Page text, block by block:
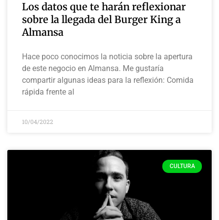
Los datos que te harán reflexionar
sobre la llegada del Burger King a
Almansa
Hace poco conocimos la noticia sobre la apertura
de este negocio en Almansa. Me gustaría
compartir algunas ideas para la reflexión: Comida
rápida frente al
10/04/2022
CULTURA